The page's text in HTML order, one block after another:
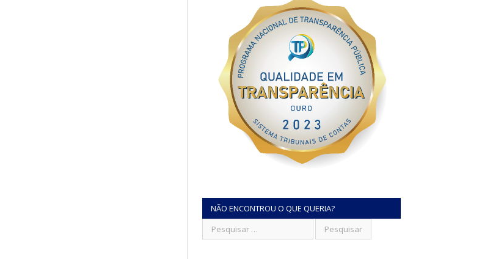
NÃO ENCONTROU O QUE QUERIA?